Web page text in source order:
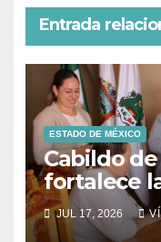
Entrada
ESTADO DE MÉXICO
Cabildo
fortalece
decisiones
JUL 17, 2026